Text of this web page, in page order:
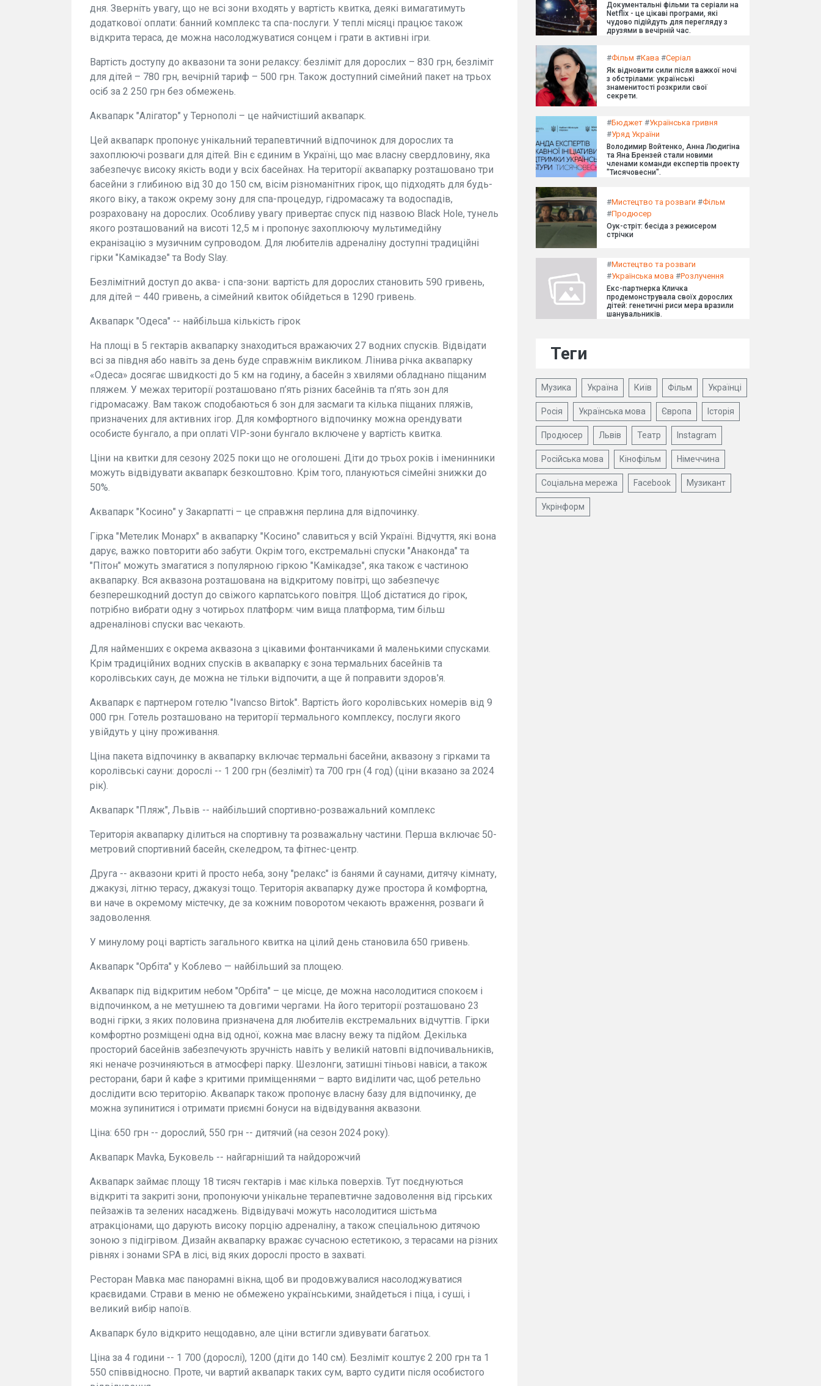
дня. Зверніть увагу, що не всі зони входять у вартість квитка, деякі вимагатимуть
додаткової оплати: банний комплекс та спа-послуги. У теплі місяці працює також
відкрита тераса, де можна насолоджуватися сонцем і грати в активні ігри.
Вартість доступу до аквазони та зони релаксу: безліміт для дорослих – 830 грн, безліміт
для дітей – 780 грн, вечірній тариф – 500 грн. Також доступний сімейний пакет на трьох
осіб за 2 250 грн без обмежень.
Аквапарк "Алігатор" у Тернополі – це найчистіший аквапарк.
Цей аквапарк пропонує унікальний терапевтичний відпочинок для дорослих та
захоплюючі розваги для дітей. Він є єдиним в Україні, що має власну свердловину, яка
забезпечує високу якість води у всіх басейнах. На території аквапарку розташовано три
басейни з глибиною від 30 до 150 см, вісім різноманітних гірок, що підходять для будь-
якого віку, а також окрему зону для спа-процедур, гідромасажу та водоспадів,
розраховану на дорослих. Особливу увагу привертає спуск під назвою Black Hole, тунель
якого розташований на висоті 12,5 м і пропонує захоплюючу мультимедійну
екранізацію з музичним супроводом. Для любителів адреналіну доступні традиційні
гірки "Камікадзе" та Body Slay.
Безлімітний доступ до аква- і спа-зони: вартість для дорослих становить 590 гривень,
для дітей – 440 гривень, а сімейний квиток обійдеться в 1290 гривень.
Аквапарк "Одеса" -- найбільша кількість гірок
На площі в 5 гектарів аквапарку знаходиться вражаючих 27 водних спусків. Відвідати
всі за півдня або навіть за день буде справжнім викликом. Лінива річка аквапарку
«Одеса» досягає швидкості до 5 км на годину, а басейн з хвилями обладнано піщаним
пляжем. У межах території розташовано п’ять різних басейнів та п’ять зон для
гідромасажу. Вам також сподобаються 6 зон для засмаги та кілька піщаних пляжів,
призначених для активних ігор. Для комфортного відпочинку можна орендувати
особисте бунгало, а при оплаті VIP-зони бунгало включене у вартість квитка.
Ціни на квитки для сезону 2025 поки що не оголошені. Діти до трьох років і іменинники
можуть відвідувати аквапарк безкоштовно. Крім того, плануються сімейні знижки до
50%.
Аквапарк "Косино" у Закарпатті – це справжня перлина для відпочинку.
Гірка "Метелик Монарх" в аквапарку "Косино" славиться у всій Україні. Відчуття, які вона
дарує, важко повторити або забути. Окрім того, екстремальні спуски "Анаконда" та
"Пітон" можуть змагатися з популярною гіркою "Камікадзе", яка також є частиною
аквапарку. Вся аквазона розташована на відкритому повітрі, що забезпечує
безперешкодний доступ до свіжого карпатського повітря. Щоб дістатися до гірок,
потрібно вибрати одну з чотирьох платформ: чим вища платформа, тим більш
адреналінові спуски вас чекають.
Для найменших є окрема аквазона з цікавими фонтанчиками й маленькими спусками.
Крім традиційних водних спусків в аквапарку є зона термальних басейнів та
королівських саун, де можна не тільки відпочити, а ще й поправити здоров'я.
Аквапарк є партнером готелю "Ivancso Birtok". Вартість його королівських номерів від 9
000 грн. Готель розташовано на території термального комплексу, послуги якого
увійдуть у ціну проживання.
Ціна пакета відпочинку в аквапарку включає термальні басейни, аквазону з гірками та
королівські сауни: дорослі -- 1 200 грн (безліміт) та 700 грн (4 год) (ціни вказано за 2024
рік).
Аквапарк "Пляж", Львів -- найбільший спортивно-розважальний комплекс
Територія аквапарку ділиться на спортивну та розважальну частини. Перша включає 50-
метровий спортивний басейн, скеледром, та фітнес-центр.
Друга -- аквазони криті й просто неба, зону "релакс" із банями й саунами, дитячу кімнату,
джакузі, літню терасу, джакузі тощо. Територія аквапарку дуже простора й комфортна,
ви наче в окремому містечку, де за кожним поворотом чекають враження, розваги й
задоволення.
У минулому році вартість загального квитка на цілий день становила 650 гривень.
Аквапарк "Орбіта" у Коблево — найбільший за площею.
Аквапарк під відкритим небом "Орбіта" – це місце, де можна насолодитися спокоєм і
відпочинком, а не метушнею та довгими чергами. На його території розташовано 23
водні гірки, з яких половина призначена для любителів екстремальних відчуттів. Гірки
комфортно розміщені одна від одної, кожна має власну вежу та підйом. Декілька
просторий басейнів забезпечують зручність навіть у великій натовпі відпочивальників,
які неначе розчиняються в атмосфері парку. Шезлонги, затишні тіньові навіси, а також
ресторани, бари й кафе з критими приміщеннями – варто виділити час, щоб ретельно
дослідити всю територію. Аквапарк також пропонує власну базу для відпочинку, де
можна зупинитися і отримати приємні бонуси на відвідування аквазони.
Ціна: 650 грн -- дорослий, 550 грн -- дитячий (на сезон 2024 року).
Аквапарк Mavka, Буковель -- найгарніший та найдорожчий
Аквапарк займає площу 18 тисяч гектарів і має кілька поверхів. Тут поєднуються
відкриті та закриті зони, пропонуючи унікальне терапевтичне задоволення від гірських
пейзажів та зелених насаджень. Відвідувачі можуть насолодитися шістьма
атракціонами, що дарують високу порцію адреналіну, а також спеціальною дитячою
зоною з підігрівом. Дизайн аквапарку вражає сучасною естетикою, з терасами на різних
рівнях і зонами SPA в лісі, від яких дорослі просто в захваті.
Ресторан Мавка має панорамні вікна, щоб ви продовжувалися насолоджуватися
краєвидами. Страви в меню не обмежено українськими, знайдеться і піца, і суші, і
великий вибір напоїв.
Аквапарк було відкрито нещодавно, але ціни встигли здивувати багатьох.
Ціна за 4 години -- 1 700 (дорослі), 1200 (діти до 140 см). Безліміт коштує 2 200 грн та 1
550 співвідносно. Проте, чи вартий аквапарк таких сум, варто судити після особистого
Документальні фільми та серіали на
Netflix - це цікаві програми, які
чудово підійдуть для перегляду з
друзями в вечірній час.
#Фільм #Кава #Серіал
Як відновити сили після важкої ночі
з обстрілами: українські
знаменитості розкрили свої
секрети.
#Бюджет #Українська гривня
#Уряд України
Володимир Войтенко, Анна Людигіна
та Яна Брензей стали новими
членами команди експертів проекту
"Тисячовесни".
#Мистецтво та розваги #Фільм
#Продюсер
Оук-стріт: бесіда з режисером
стрічки
#Мистецтво та розваги
#Українська мова #Розлучення
Екс-партнерка Кличка
продемонструвала своїх дорослих
дітей: генетичні риси мера вразили
шанувальників.
Теги
Музика Україна Київ Фільм Українці
Росія Українська мова Європа Історія
Продюсер Львів Театр Instagram
Російська мова Кінофільм Німеччина
Соціальна мережа Facebook Музикант
Укрінформ